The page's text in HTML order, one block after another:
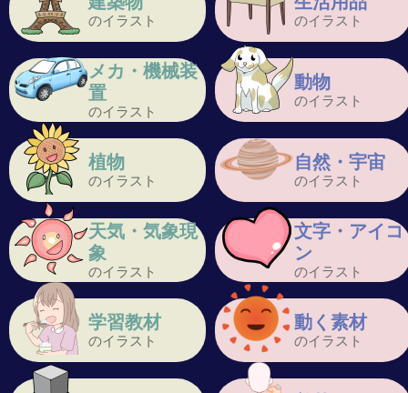
のイラスト のイラスト
メカ・機械装
置
のイラスト
動物
のイラスト
植物
のイラスト
自然・宇宙
のイラスト
天気・気象現
象
のイラスト
文字・アイコ
ン
のイラスト
学習教材
のイラスト
動く素材
のイラスト